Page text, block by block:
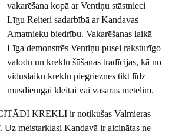
vakarēšana kopā ar Ventiņu stāstnieci
Līgu Reiteri sadarbībā ar Kandavas
Amatnieku biedrību. Vakarēšanas laikā
Līga demonstrēs Ventiņu pusei raksturīgo
valodu un kreklu šūšanas tradīcijas, kā no
viduslaiku kreklu piegrieznes tikt līdz
mūsdienīgai kleitai vai vasaras mētelim.
KREKLI ir notikušas Valmieras
meistarklasi Kandavā ir aicinātas ne